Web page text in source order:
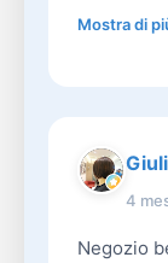
Mostra di
4
Negozio